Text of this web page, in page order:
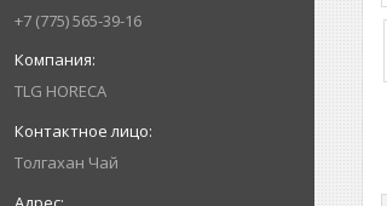
+7 (775) 565-39-16
TLG HORECA
Толгахан Чай